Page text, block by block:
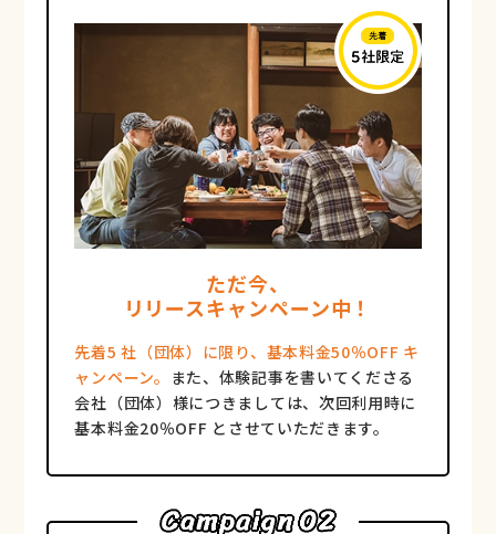
ただ今、
リリースキャンペーン中！
先着5 社（団体）に限り、基本料⾦50％OFF キ
ャンペーン。 また、体験記事を書いてくださる
会社（団体）様につきましては、次回利⽤時に
基本料⾦20％OFF とさせていただきます。